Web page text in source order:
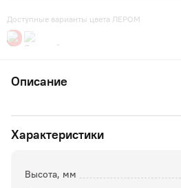
Доступные варианты цвета ЛЕРОМ
Описание
Характеристики
Высота, мм